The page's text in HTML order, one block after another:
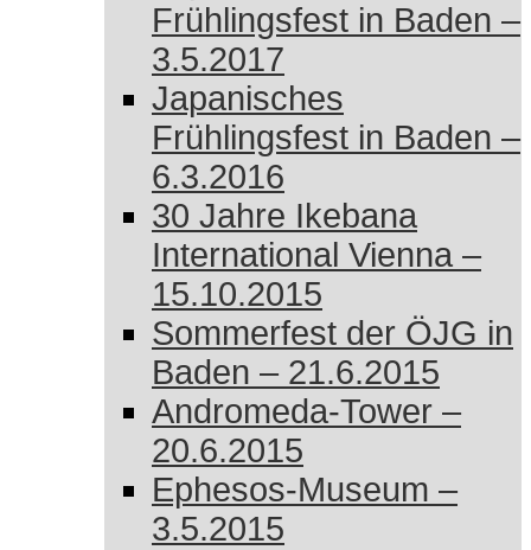
Frühlingsfest in Baden –
3.5.2017
Japanisches
Frühlingsfest in Baden –
6.3.2016
30 Jahre Ikebana
International Vienna –
15.10.2015
Sommerfest der ÖJG in
Baden – 21.6.2015
Andromeda-Tower –
20.6.2015
Ephesos-Museum –
3.5.2015